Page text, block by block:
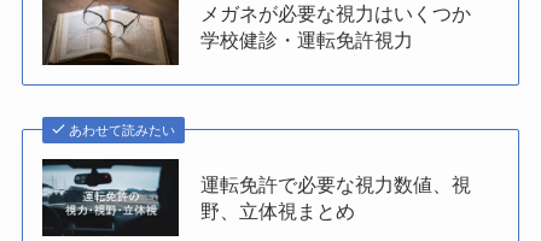
メガネが必要な視力はいくつか
学校健診・運転免許視力
あわせて読みたい
運転免許で必要な視力数値、視
野、立体視まとめ